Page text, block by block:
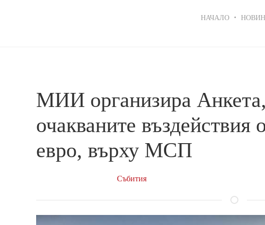
НАЧАЛО
МИИ организира
очакваните въздействия
евро, върху МСП
Събития